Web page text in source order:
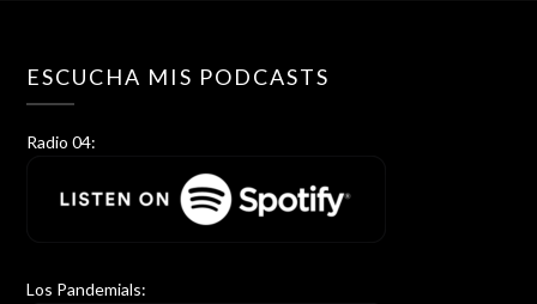
ESCUCHA MIS PODCASTS
Radio 04:
Los Pandemials: